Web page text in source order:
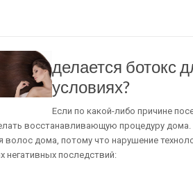
делается ботокс
условиях?
Если по какой-либо причине
восстанавливающую процедуру
волос дома, потому что нарушение
негативных последствий: